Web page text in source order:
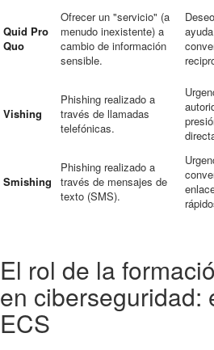
Quid Pro
Quo
Ofrecer un "servicio" (a
menudo inexistente) a
cambio de información
sensible.
Vishing
Phishing realizado a
través de llamadas
telefónicas.
Smishing
Phishing realizado a
través de mensajes de
texto (SMS).
El rol de la
en ciberseguridad:
ECS